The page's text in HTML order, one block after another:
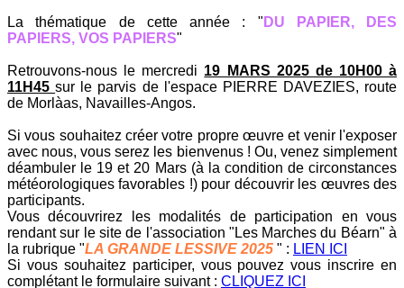
La thématique de cette année : " DU PAPIER, DES
PAPIERS, VOS PAPIERS"
Retrouvons-nous le mercredi 19 MARS 2025 de 10H00 à
11H45 sur le parvis de l'espace PIERRE DAVEZIES, route
de Morlàas, Navailles-Angos.
Si vous souhaitez créer votre propre œuvre et venir l'exposer
avec nous, vous serez les bienvenus ! Ou, venez simplement
déambuler le 19 et 20 Mars (à la condition de circonstances
météorologiques favorables !) pour découvrir les œuvres des
participants.
Vous découvrirez les modalités de participation en vous
rendant sur le site de l'association "Les Marches du Béarn" à
la rubrique "LA GRANDE LESSIVE 2025 " : LIEN ICI
Si vous souhaitez participer, vous pouvez vous inscrire en
complétant le formulaire suivant : CLIQUEZ ICI